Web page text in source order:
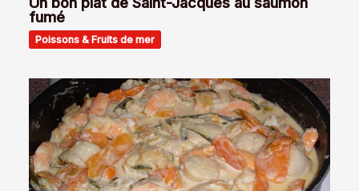
fumé
Poissons & Fruits de mer